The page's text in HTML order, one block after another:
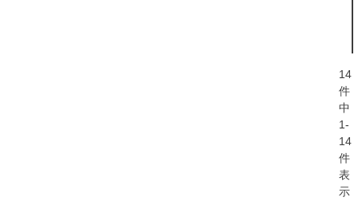
14
件
中
1-
14
件
表
示